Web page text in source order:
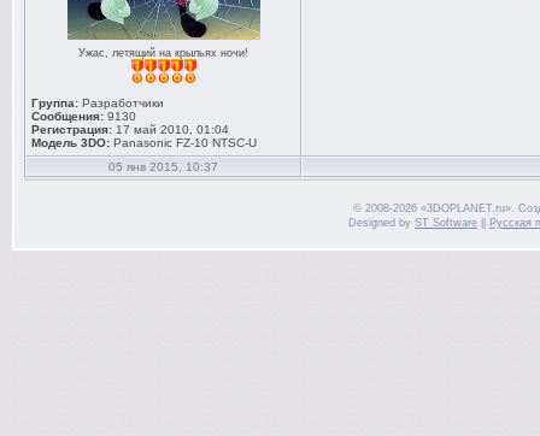
Ужас, летящий на крыльях ночи!
Группа: Разработчики
Сообщения: 9130
Регистрация: 17 май 2010, 01:04
Модель 3DO: Panasonic FZ-10 NTSC-U
05 янв 2015, 10:37
© 2008-2026 «3DOPLANET.ru».
Designed by ST Software Русская